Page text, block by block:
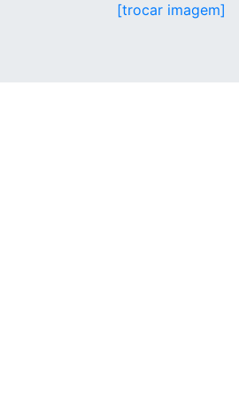
[trocar imagem]